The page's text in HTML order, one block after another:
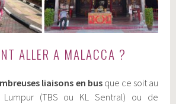
ALLER A MALACCA ?
liaisons en busque ce soit au
(TBS ou KL Sentral) ou de